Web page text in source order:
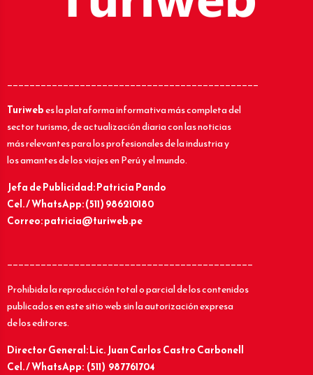
_____________________________________________
Turiwebes la plataforma informativa más completa del
sector turismo, de actualización diaria con las noticias
más relevantes para los profesionales de la industria y
los amantes de los viajes en Perú y el mundo.
Jefa de Publicidad: Patricia Pando
Cel. / WhatsApp: (511) 986210180
Correo: patricia@turiweb.pe
____________________________________________
Prohibida la reproducción total o parcial de los contenidos
publicados en este sitio web sin la autorización expresa
de los editores.
Director General: Lic.Juan Carlos Castro Carbonell
Cel. / WhatsApp: (511) 987761704